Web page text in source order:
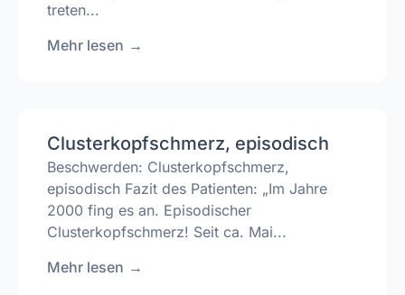
treten...
Mehr lesen →
Clusterkopfschmerz, episodisch
Beschwerden: Clusterkopfschmerz,
episodisch Fazit des Patienten: „Im Jahre
2000 fing es an. Episodischer
Clusterkopfschmerz! Seit ca. Mai...
Mehr lesen →